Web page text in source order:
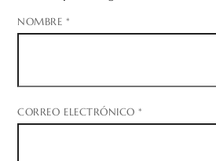
NOMBRE *
CORREO ELECTRÓNICO*